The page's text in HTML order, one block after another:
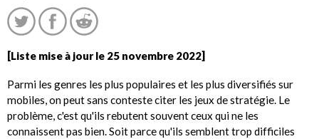
[Liste mise à jour le 25 novembre 2022]
Parmi les genres les plus populaires et les plus diversifiés sur
mobiles, on peut sans conteste citer les jeux de stratégie. Le
problème, c'est qu'ils rebutent souvent ceux qui ne les
connaissent pas bien. Soit parce qu'ils semblent trop difficiles